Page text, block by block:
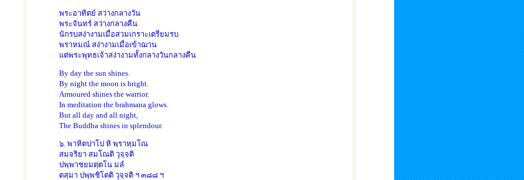
พระอาทิตย์ สว่างกลางวัน
พระจันทร์ สว่างกลางคืน
นักรบสง่างามเมื่อสวมเกราะเตรียมรบ
พราหมณ์ สง่างามเมื่อเข้าฌาน
แต่พระพุทธเจ้าสง่างามทั้งกลางวันกลางคืน
By day the sun shines.
By night the moon is bright.
Armoured shines the warrior.
In meditation the brahmana glows.
But all day and all night,
The Buddha shines in splendour.
๖. พาหิตปาโป หิ พฺราหฺมโณ
สมจริยา สมโณติ วุจฺจติ
ปพฺพาชยมตฺตโน มลํ
ตสฺมา ปพฺพชิโตติ วุจฺจติ ฯ ๓๘๘ ฯ